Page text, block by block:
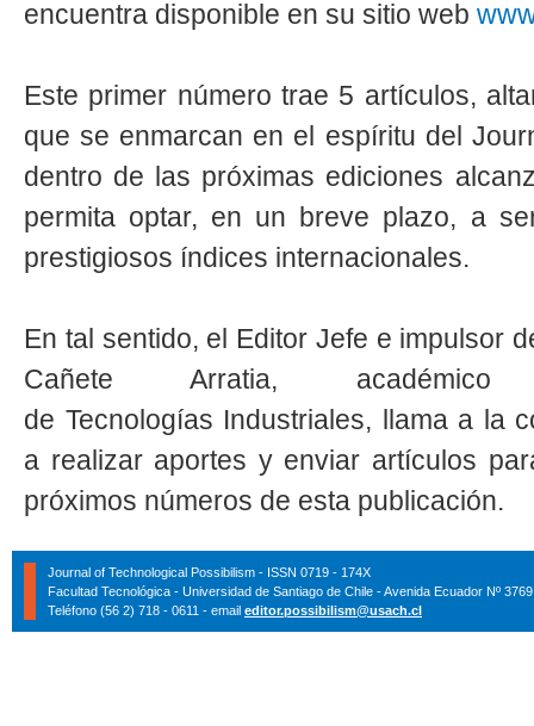
encuentra disponible en su sitio web
Este primer número trae 5 artículos,
que se enmarcan en el espíritu del
dentro de las próximas ediciones
permita optar, en un breve plazo, a
prestigiosos índices internacionales.
En tal sentido, el Editor Jefe e impulsor
Cañete Arratia, académico
de Tecnologías Industriales, llama a la
a realizar aportes y enviar artículos
próximos números de esta publicación.
Journal of Technological Possibilism - ISSN 0719 - 174X
Facultad Tecnológica - Universidad de Santiago de Chile - Avenida Ecuador Nº
Teléfono (56 2) 718 - 0611 - email editor.possibilism@usach.cl